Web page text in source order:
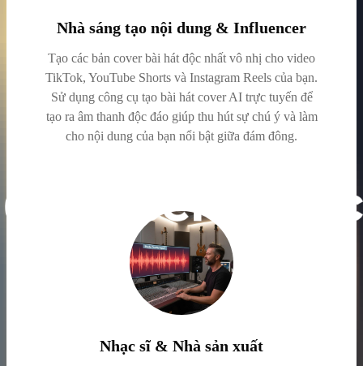
Nhà sáng tạo nội dung & Influencer
Tạo các bản cover bài hát độc nhất vô nhị cho video
TikTok, YouTube Shorts và Instagram Reels của bạn.
Sử dụng công cụ tạo bài hát cover AI trực tuyến để
tạo ra âm thanh độc đáo giúp thu hút sự chú ý và làm
cho nội dung của bạn nổi bật giữa đám đông.
Nhạc sĩ & Nhà sản xuất